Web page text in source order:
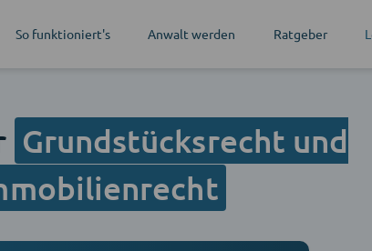
So funktioniert's Anwalt werden Ratgeber
Grundstücksrecht und